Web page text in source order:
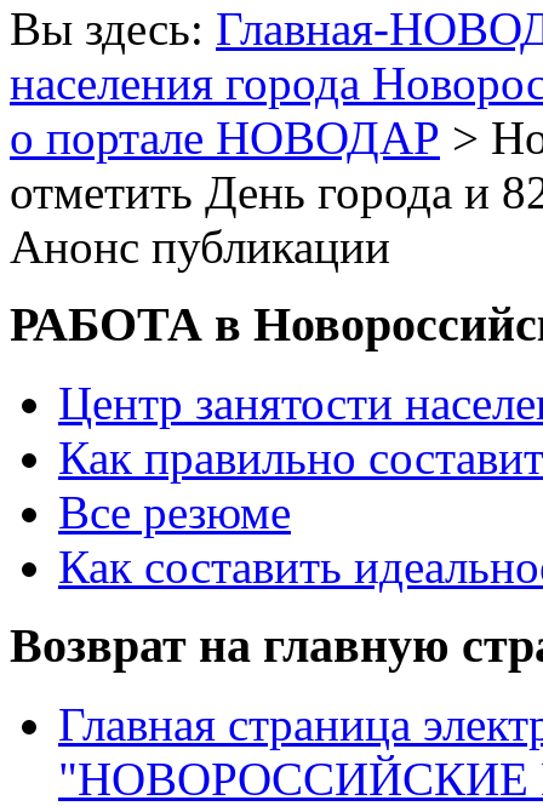
Вы здесь: Главная-
населения города
о портале НОВОДАР >
отметить День города и
Анонс публикации
РАБОТА в
Центр занятости
Как правильно
Все резюме
Как составить
Возврат на главную
Главная страница
"НОВОРОССИЙСКИЕ